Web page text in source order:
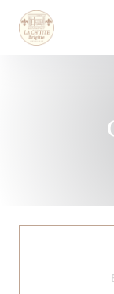
Панель управления